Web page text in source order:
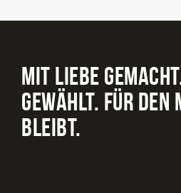
MIT LIEBE
GEWÄHLT. FÜR DEN
BLEIBT.